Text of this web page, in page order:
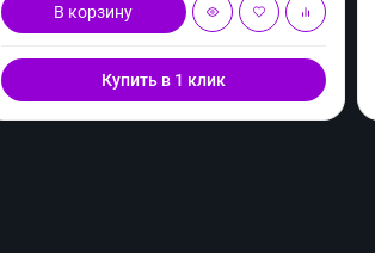
В корзину
Купить в 1 клик